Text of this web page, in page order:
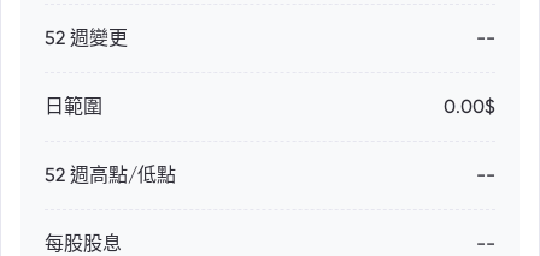
52 週變更 --
日範圍 0.00$
52 週高點/低點 --
每股股息 --